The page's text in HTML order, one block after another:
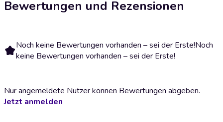
Bewertungen und Rezensionen
Noch keine Bewertungen vorhanden – sei der Erste!Noch
keine Bewertungen vorhanden – sei der Erste!
Nur angemeldete Nutzer können Bewertungen abgeben.
Jetzt anmelden